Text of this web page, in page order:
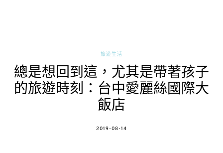
旅遊生活
總是想回到這，尤其是帶著孩子
的旅遊時刻：台中愛麗絲國際大
飯店
POSTED
2019-08-14